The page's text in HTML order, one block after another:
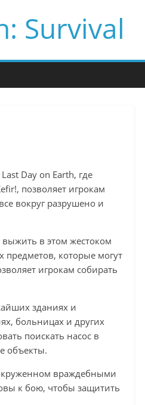
Survival
Day on Earth, где
позволяет игрокам
вокруг разрушено и
выжить в этом жестоком
которые могут
игрокам собирать
зданиях и
больницах и других
поискать насос в
объекты.
враждебными
к бою, чтобы защитить